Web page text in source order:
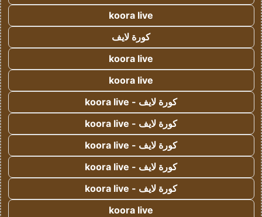
koora live
كورة لايف
koora live
koora live
كورة لايف - koora live
كورة لايف - koora live
كورة لايف - koora live
كورة لايف - koora live
كورة لايف - koora live
koora live